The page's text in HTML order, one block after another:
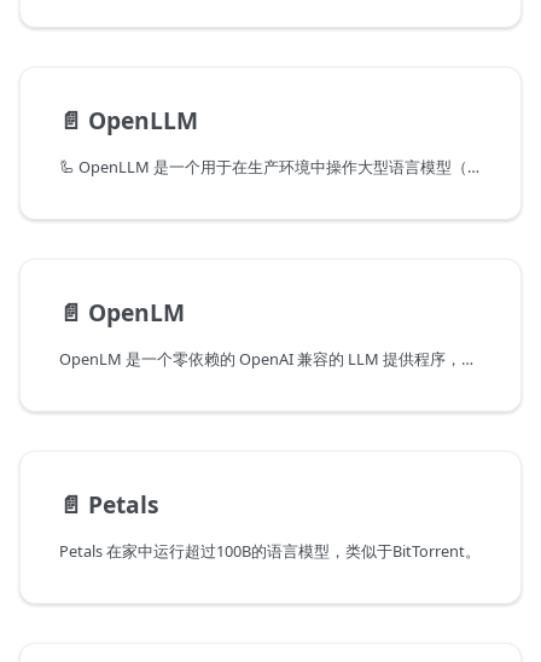
📄️ OpenLLM
🦾 OpenLLM 是一个用于在生产环境中操作大型语言模型（LLM）的开放平台。它使开发人员能够轻松地运行任何开源LLM的推理，部署到云端或本地，并构建强大的AI应用程序。
📄️ OpenLM
OpenLM 是一个零依赖的 OpenAI 兼容的 LLM 提供程序，可以直接通过 HTTP 调用不同的推理端点。
📄️ Petals
Petals 在家中运行超过100B的语言模型，类似于BitTorrent。